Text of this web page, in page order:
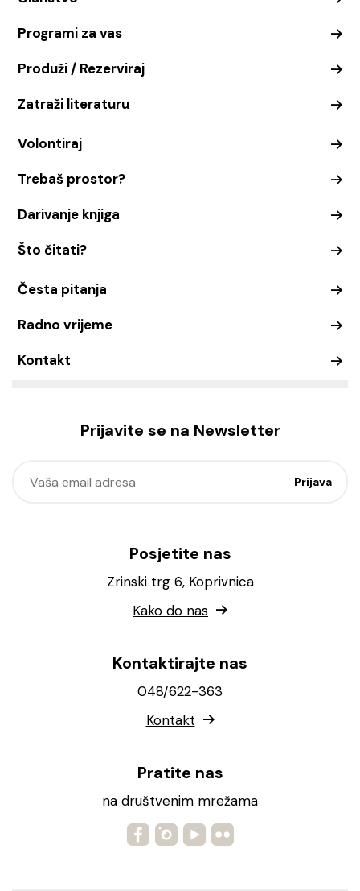
Programi za vas
Produži / Rezerviraj
Zatraži literaturu
Volontiraj
Trebaš prostor?
Darivanje knjiga
Što čitati?
Česta pitanja
Radno vrijeme
Kontakt
Prijavite se na Newsletter
Posjetite nas
Zrinski trg 6, Koprivnica
Kako do nas
Kontaktirajte nas
048/622-363
Kontakt
Pratite nas
na društvenim mrežama